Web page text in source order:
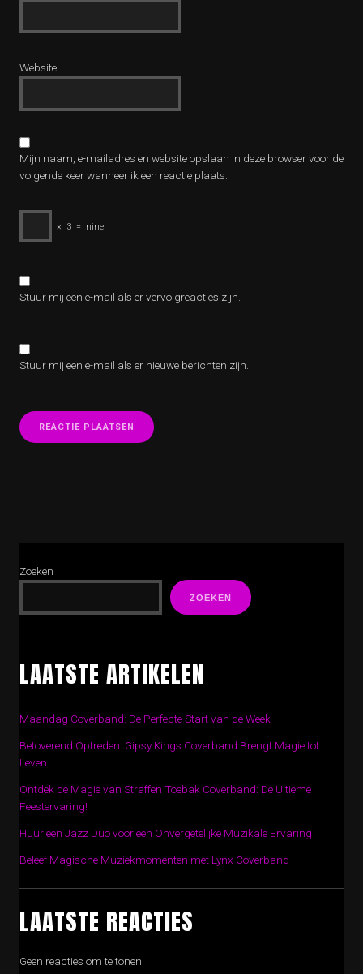
Website
Mijn naam, e-mailadres en website opslaan in deze browser voor de
volgende keer wanneer ik een reactie plaats.
× 3 = nine
Stuur mij een e-mail als er vervolgreacties zijn.
Stuur mij een e-mail als er nieuwe berichten zijn.
Zoeken
ZOEKEN
LAATSTE ARTIKELEN
Maandag Coverband: De Perfecte Start van de Week
Betoverend Optreden: Gipsy Kings Coverband Brengt Magie tot
Leven
Ontdek de Magie van Straffen Toebak Coverband: De Ultieme
Feestervaring!
Huur een Jazz Duo voor een Onvergetelijke Muzikale Ervaring
Beleef Magische Muziekmomenten met Lynx Coverband
LAATSTE REACTIES
Geen reacties om te tonen.